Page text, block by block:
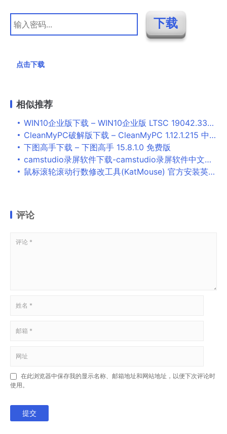
点击下载
相似推荐
WIN10企业版下载 – WIN10企业版 LTSC 19042.330 X64 去除EDGE完整优化版 By HFL045219
CleanMyPC破解版下载 – CleanMyPC 1.12.1.215 中文直装破解版
下图高手下载 – 下图高手 15.8.1.0 免费版
camstudio录屏软件下载-camstudio录屏软件中文破解版v2.7.4 电脑版下载
鼠标滚轮滚动行数修改工具(KatMouse) 官方安装英文版
评论
在此浏览器中保存我的显示名称、邮箱地址和网站地址，以便下次评论时
使用。
提交